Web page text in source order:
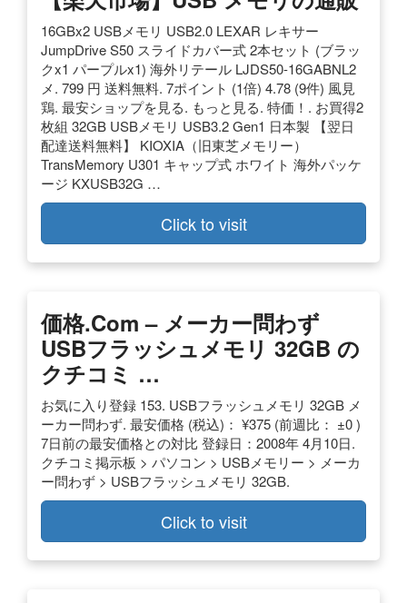
16GBx2 USBメモリ USB2.0 LEXAR レキサー
JumpDrive S50 スライドカバー式 2本セット (ブラッ
クx1 パープルx1) 海外リテール LJDS50-16GABNL2
メ. 799 円 送料無料. 7ポイント (1倍) 4.78 (9件) 風見
鶏. 最安ショップを見る. もっと見る. 特価！. お買得2
枚組 32GB USBメモリ USB3.2 Gen1 日本製 【翌日
配達送料無料】 KIOXIA（旧東芝メモリー）
TransMemory U301 キャップ式 ホワイト 海外パッケ
ージ KXUSB32G …
Click to visit
価格.com – メーカー問わず
USBフラッシュメモリ 32GB の
クチコミ …
お気に入り登録 153. USBフラッシュメモリ 32GB メ
ーカー問わず. 最安価格 (税込)： ¥375 (前週比： ±0 )
7日前の最安価格との対比 登録日：2008年 4月10日.
クチコミ掲示板 > パソコン > USBメモリー > メーカ
ー問わず > USBフラッシュメモリ 32GB.
Click to visit